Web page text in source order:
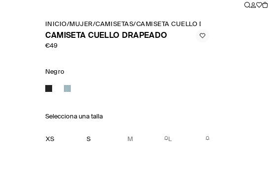
INICIO/MUJER/CAMISETAS/CAMISETA CUELLO DRAPEADO
CAMISETA CUELLO DRAPEADO
€49
Negro
Selecciona una talla
XS S M L